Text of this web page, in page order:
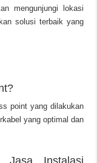
mengunjungi lokasi
solusi terbaik yang
point yang dilakukan
yang optimal dan
Jasa Instalasi